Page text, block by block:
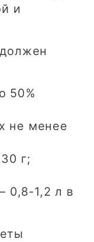
и
50%
не менее
г;
0,8-1,2 л в